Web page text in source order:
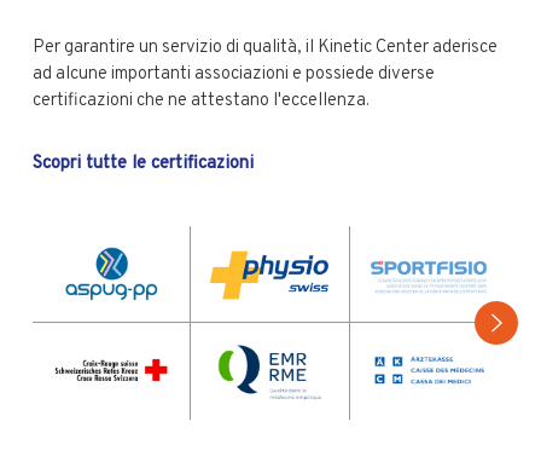
Per garantire un servizio di qualità, il Kinetic Center aderisce
ad alcune importanti associazioni e possiede diverse
certificazioni che ne attestano l'eccellenza.
Scopri tutte le certificazioni